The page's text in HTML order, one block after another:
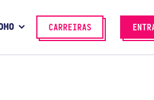
CARREIRAS